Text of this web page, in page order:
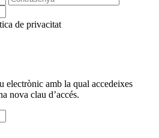
de privacitat
electrònic amb la qual accedeixes
nova clau d’accés.